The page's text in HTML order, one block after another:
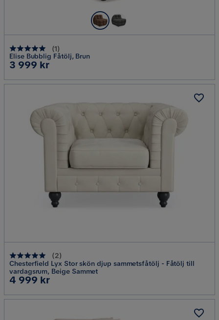
(1)
Elise Bubblig Fåtölj, Brun
Pris
3 999 kr
(2)
Chesterfield Lyx Stor skön djup sammetsfåtölj - Fåtölj till
vardagsrum, Beige Sammet
Pris
4 999 kr